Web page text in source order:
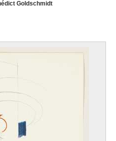
Goldschmidt